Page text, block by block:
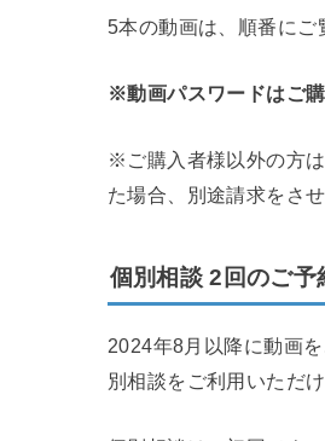
5本の動画は、順番にご
※動画パスワードはご
※ご購入者様以外の方
た場合、別途請求をさ
個別相談 2回のご予
2024年8月以降に動画
別相談をご利用いただけ